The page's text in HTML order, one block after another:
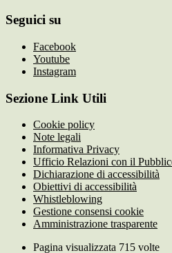
Seguici su
Facebook
Youtube
Instagram
Sezione Link Utili
Cookie policy
Note legali
Informativa Privacy
Ufficio Relazioni con il
Dichiarazione di accessibilità
Obiettivi di accessibilità
Whistleblowing
Gestione consensi cookie
Amministrazione trasparente
Pagina visualizzata 715 volte